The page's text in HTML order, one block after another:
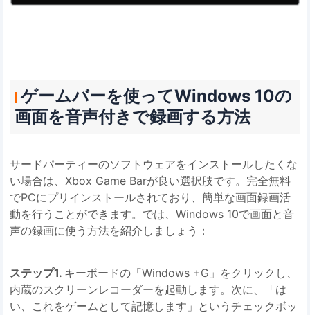
ゲームバーを使ってWindows 10の
画面を音声付きで録画する方法
サードパーティーのソフトウェアをインストールしたくな
い場合は、Xbox Game Barが良い選択肢です。完全無料
でPCにプリインストールされており、簡単な画面録画活
動を行うことができます。では、Windows 10で画面と音
声の録画に使う方法を紹介しましょう：
ステップ1. キーボードの「Windows +G」をクリックし、
内蔵のスクリーンレコーダーを起動します。次に、「は
い、これをゲームとして記憶します」というチェックボッ